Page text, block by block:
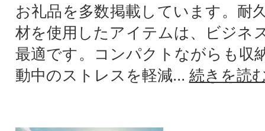
お礼品を多数掲載しています。耐
材を使用したアイテムは、ビジネ
最適です。コンパクトながらも収
動中のストレスを軽減... 続きを読